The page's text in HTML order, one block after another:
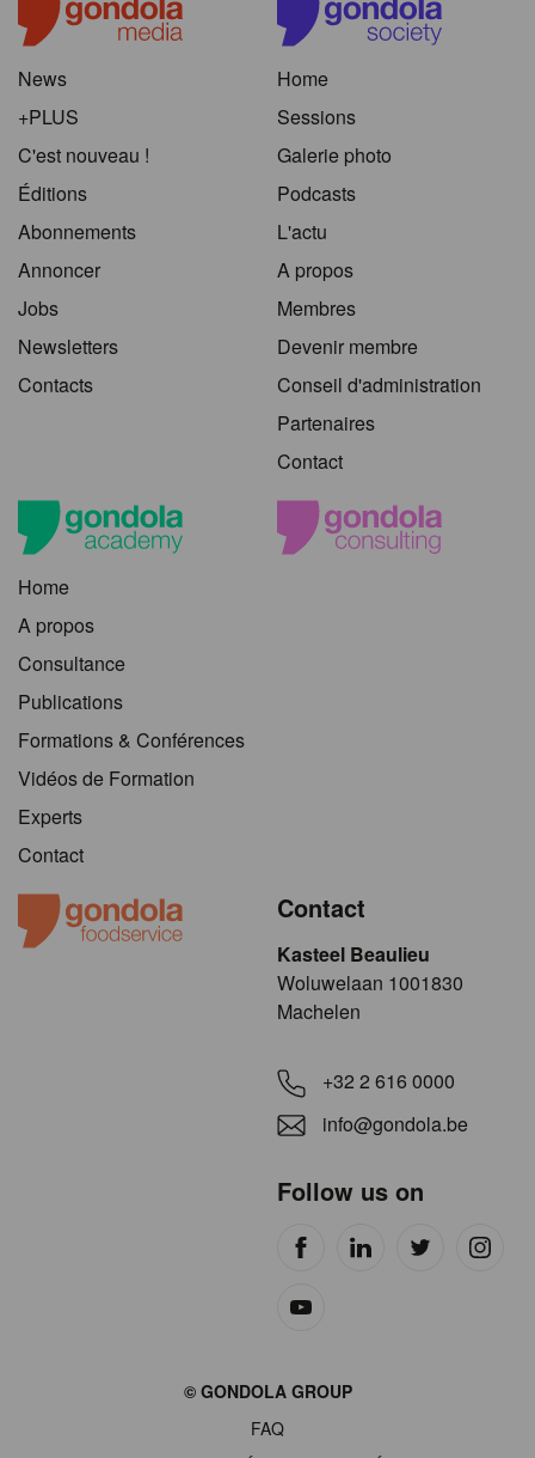
News
+PLUS
C'est nouveau !
Éditions
Abonnements
Annoncer
Jobs
Newsletters
Contacts
Home
Sessions
Galerie photo
Podcasts
L'actu
A propos
Membres
Devenir membre
Conseil d'administration
Partenaires
Contact
Home
A propos
Consultance
Publications
Formations & Conférences
Vidéos de Formation
Experts
Contact
Contact
Kasteel Beaulieu
​​​Woluwelaan 1001830
Machelen
+32 2 616 0000
info@gondola.be
Follow us on
© GONDOLA GROUP
FAQ